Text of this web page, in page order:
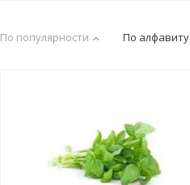
По популярности По алфавиту